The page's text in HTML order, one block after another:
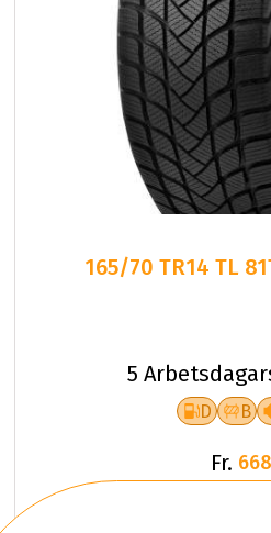
165/70 TR14 TL
5
D B
Fr.